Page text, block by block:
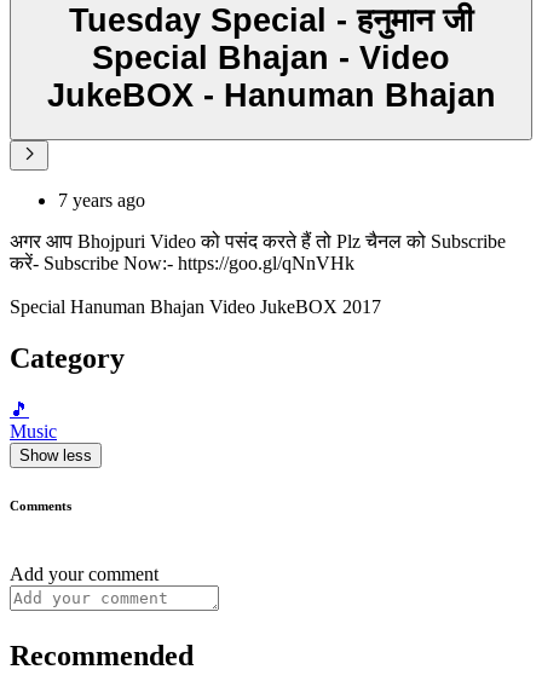
Tuesday Special - हनुमान जी
Special Bhajan - Video
JukeBOX - Hanuman Bhajan
7 years ago
अगर आप Bhojpuri Video को पसंद करते हैं तो Plz चैनल को Subscribe
करें- Subscribe Now:- https://goo.gl/qNnVHk
Special Hanuman Bhajan Video JukeBOX 2017
Category
🎵
Music
Show less
Comments
Add your comment
Recommended